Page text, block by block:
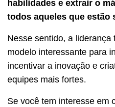
habilidades e extrair o
todos aqueles que estão
Nesse sentido, a liderança
modelo interessante para
incentivar a inovação e
equipes mais fortes.
Se você tem interesse em